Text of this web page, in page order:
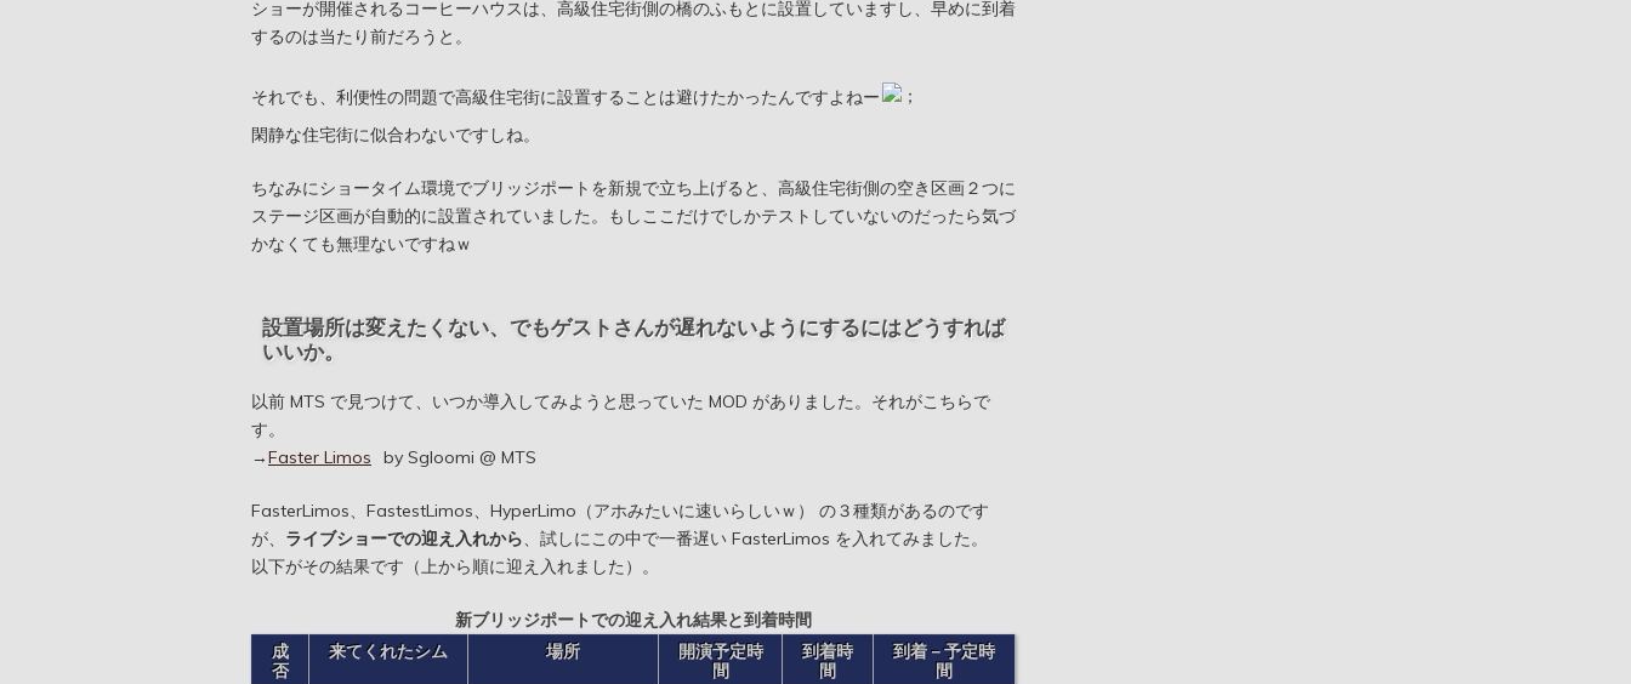
ショーが開催されるコーヒーハウスは、高級住宅街側の橋のふもとに設置していますし、早めに到着
するのは当たり前だろうと。
それでも、利便性の問題で高級住宅街に設置することは避けたかったんですよねー
閑静な住宅街に似合わないですしね。
ちなみにショータイム環境でブリッジポートを新規で立ち上げると、高級住宅街側の空き区画２つに
ステージ区画が自動的に設置されていました。もしここだけでしかテストしていないのだったら気づ
かなくても無理ないですねｗ
設置場所は変えたくない、でもゲストさんが遅れないようにするにはどうすれば
いいか。
以前 MTS で見つけて、いつか導入してみようと思っていた MOD がありました。それがこちらで
す。
→Faster Limos by Sgloomi @ MTS
FasterLimos、FastestLimos、HyperLimo（アホみたいに速いらしいｗ） の３種類があるのです
が、 ライブショーでの迎え入れから、試しにこの中で一番遅い FasterLimos を入れてみました。
以下がその結果です（上から順に迎え入れました）。
新ブリッジポートでの迎え入れ結果と到着時間
成
否
来てくれたシム 場所
開演予定時
間
到着時
間
到着－予定時
間